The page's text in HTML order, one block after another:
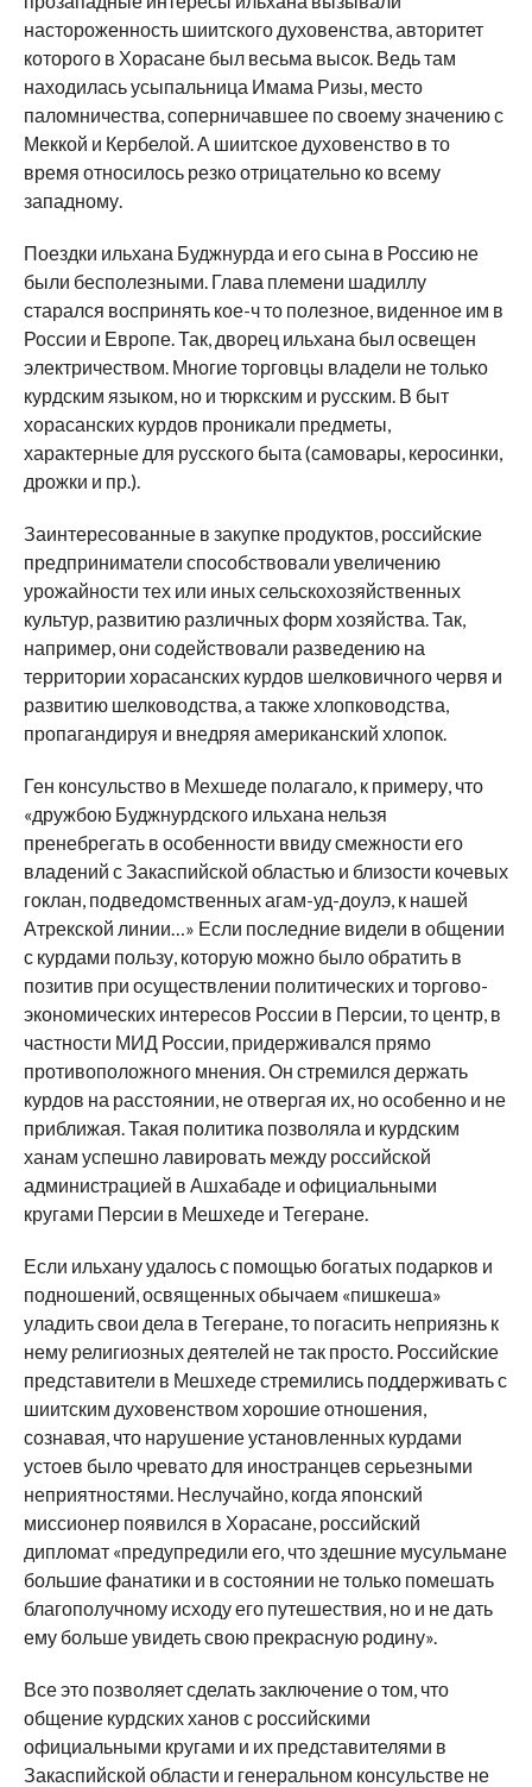
настороженность шиитского духовенства, авторитет
которого в Хорасане был весьма высок. Ведь там
находилась усыпальница Имама Ризы, место
паломничества, соперничавшее по своему значению с
Меккой и Кербелой. А шиитское духовенство в то
время относилось резко отрицательно ко всему
западному.
Поездки ильхана Буджнурда и его сына в Россию не
были бесполезными. Глава племени шадиллу
старался воспринять кое-ч то полезное, виденное им в
России и Европе. Так, дворец ильхана был освещен
электричеством. Многие торговцы владели не только
курдским языком, но и тюркским и русским. В быт
хорасанских курдов проникали предметы,
характерные для русского быта (самовары, керосинки,
дрожки и пр.).
Заинтересованные в закупке продуктов, российские
предприниматели способствовали увеличению
урожайности тех или иных сельскохозяйственных
культур, развитию различных форм хозяйства. Так,
например, они содействовали разведению на
территории хорасанских курдов шелковичного червя и
развитию шелководства, а также хлопководства,
пропагандируя и внедряя американский хлопок.
Ген консульство в Мехшеде полагало, к примеру, что
«дружбою Буджнурдского ильхана нельзя
пренебрегать в особенности ввиду смежности его
владений с Закаспийской областью и близости кочевых
гоклан, подведомственных агам-уд-доулэ, к нашей
Атрекской линии…» Если последние видели в общении
с курдами пользу, которую можно было обратить в
позитив при осуществлении политических и торгово-
экономических интересов России в Персии, то центр, в
частности МИД России, придерживался прямо
противоположного мнения. Он стремился держать
курдов на расстоянии, не отвергая их, но особенно и не
приближая. Такая политика позволяла и курдским
ханам успешно лавировать между российской
администрацией в Ашхабаде и официальными
кругами Персии в Мешхеде и Тегеране.
Если ильхану удалось с помощью богатых подарков и
подношений, освященных обычаем «пишкеша»
уладить свои дела в Тегеране, то погасить неприязнь к
нему религиозных деятелей не так просто. Российские
представители в Мешхеде стремились поддерживать с
шиитским духовенством хорошие отношения,
сознавая, что нарушение установленных курдами
устоев было чревато для иностранцев серьезными
неприятностями. Неслучайно, когда японский
миссионер появился в Хорасане, российский
дипломат «предупредили его, что здешние мусульмане
большие фанатики и в состоянии не только помешать
благополучному исходу его путешествия, но и не дать
ему больше увидеть свою прекрасную родину».
Все это позволяет сделать заключение о том, что
общение курдских ханов с российскими
официальными кругами и их представителями в
Закаспийской области и генеральном консульстве не